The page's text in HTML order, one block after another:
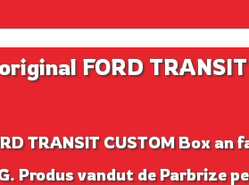
FORD
TRANSIT CUSTOM Box an
Produs vandut de Parbrize